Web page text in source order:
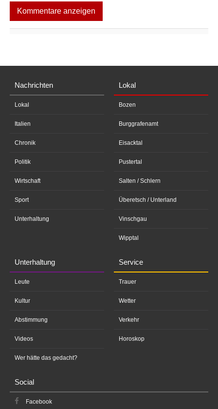
Kommentare anzeigen
Nachrichten
Lokal
Italien
Chronik
Politik
Wirtschaft
Sport
Unterhaltung
Lokal
Bozen
Burggrafenamt
Eisacktal
Pustertal
Salten / Schlern
Überetsch / Unterland
Vinschgau
Wipptal
Unterhaltung
Leute
Kultur
Abstimmung
Videos
Wer hätte das gedacht?
Service
Trauer
Wetter
Verkehr
Horoskop
Social
Facebook